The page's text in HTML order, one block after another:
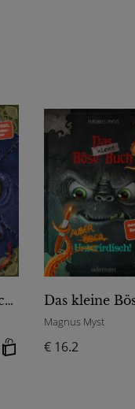
Das Böseste Buch aller Zeiten (Die Bösen Bücher, Bd. 3)
Magnus Myst
€ 16.2